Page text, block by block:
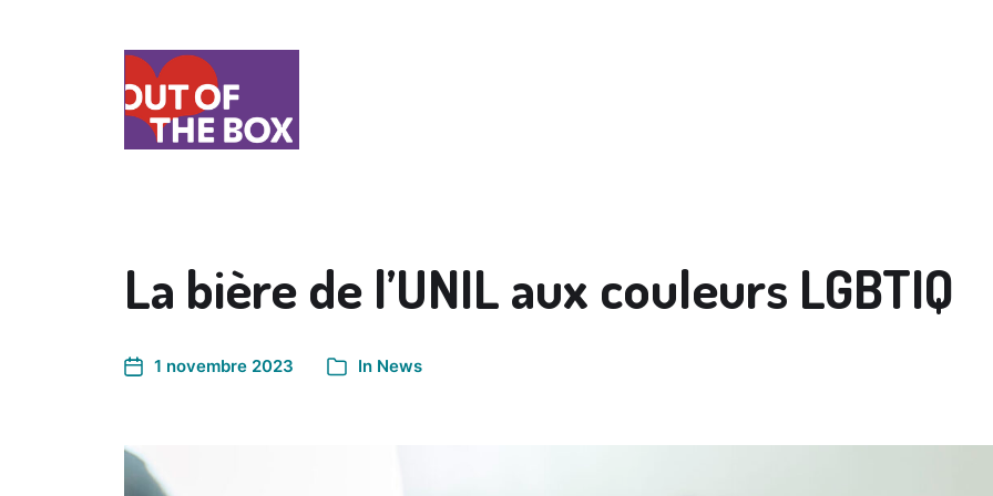
La bière de l’UNIL aux couleurs LGBTIQ
1 novembre 2023 In News